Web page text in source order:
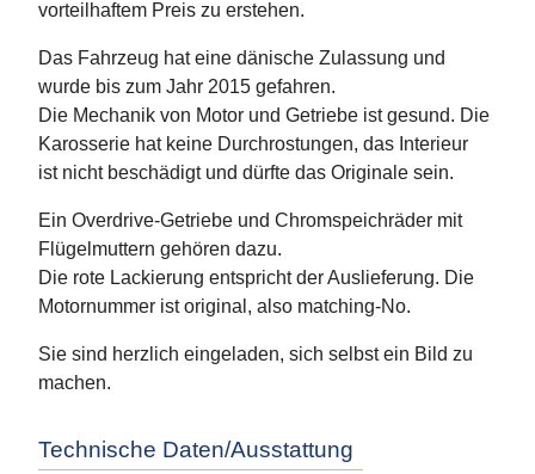
vorteilhaftem Preis zu erstehen.
Das Fahrzeug hat eine dänische Zulassung und
wurde bis zum Jahr 2015 gefahren.
Die Mechanik von Motor und Getriebe ist gesund. Die
Karosserie hat keine Durchrostungen, das Interieur
ist nicht beschädigt und dürfte das Originale sein.
Ein Overdrive-Getriebe und Chromspeichräder mit
Flügelmuttern gehören dazu.
Die rote Lackierung entspricht der Auslieferung. Die
Motornummer ist original, also matching-No.
Sie sind herzlich eingeladen, sich selbst ein Bild zu
machen.
Technische Daten/Ausstattung